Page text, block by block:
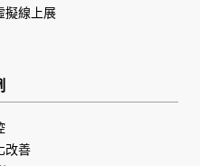
擬線上展
改善